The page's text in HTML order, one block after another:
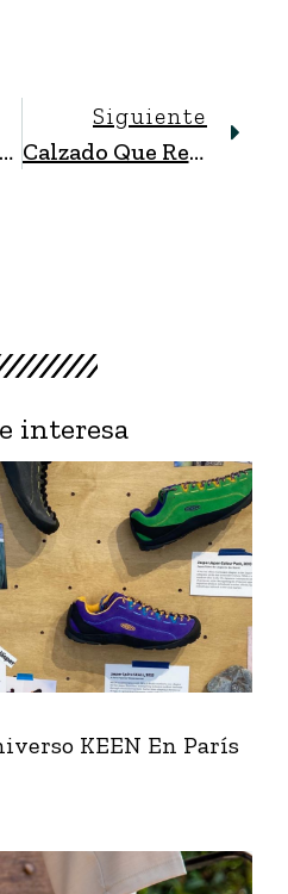
Ropa Técnica Para Tus Aventuras De Salewa
Siguiente
Calzado Que Revoluciona Tu Bienestar, Skechers
interesa
KEEN En París